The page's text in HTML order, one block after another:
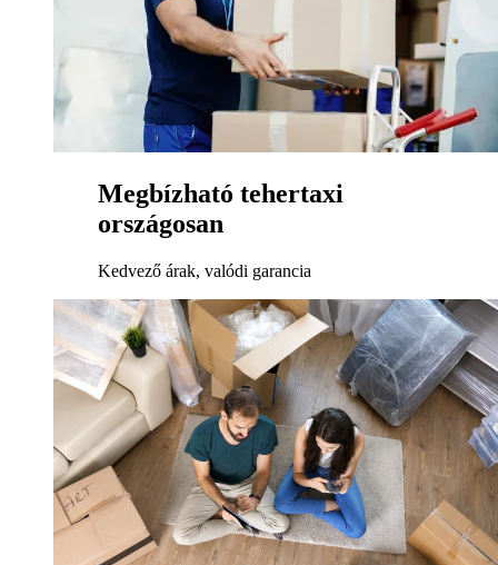
Megbízható tehertaxi
országosan
Kedvező árak, valódi garancia